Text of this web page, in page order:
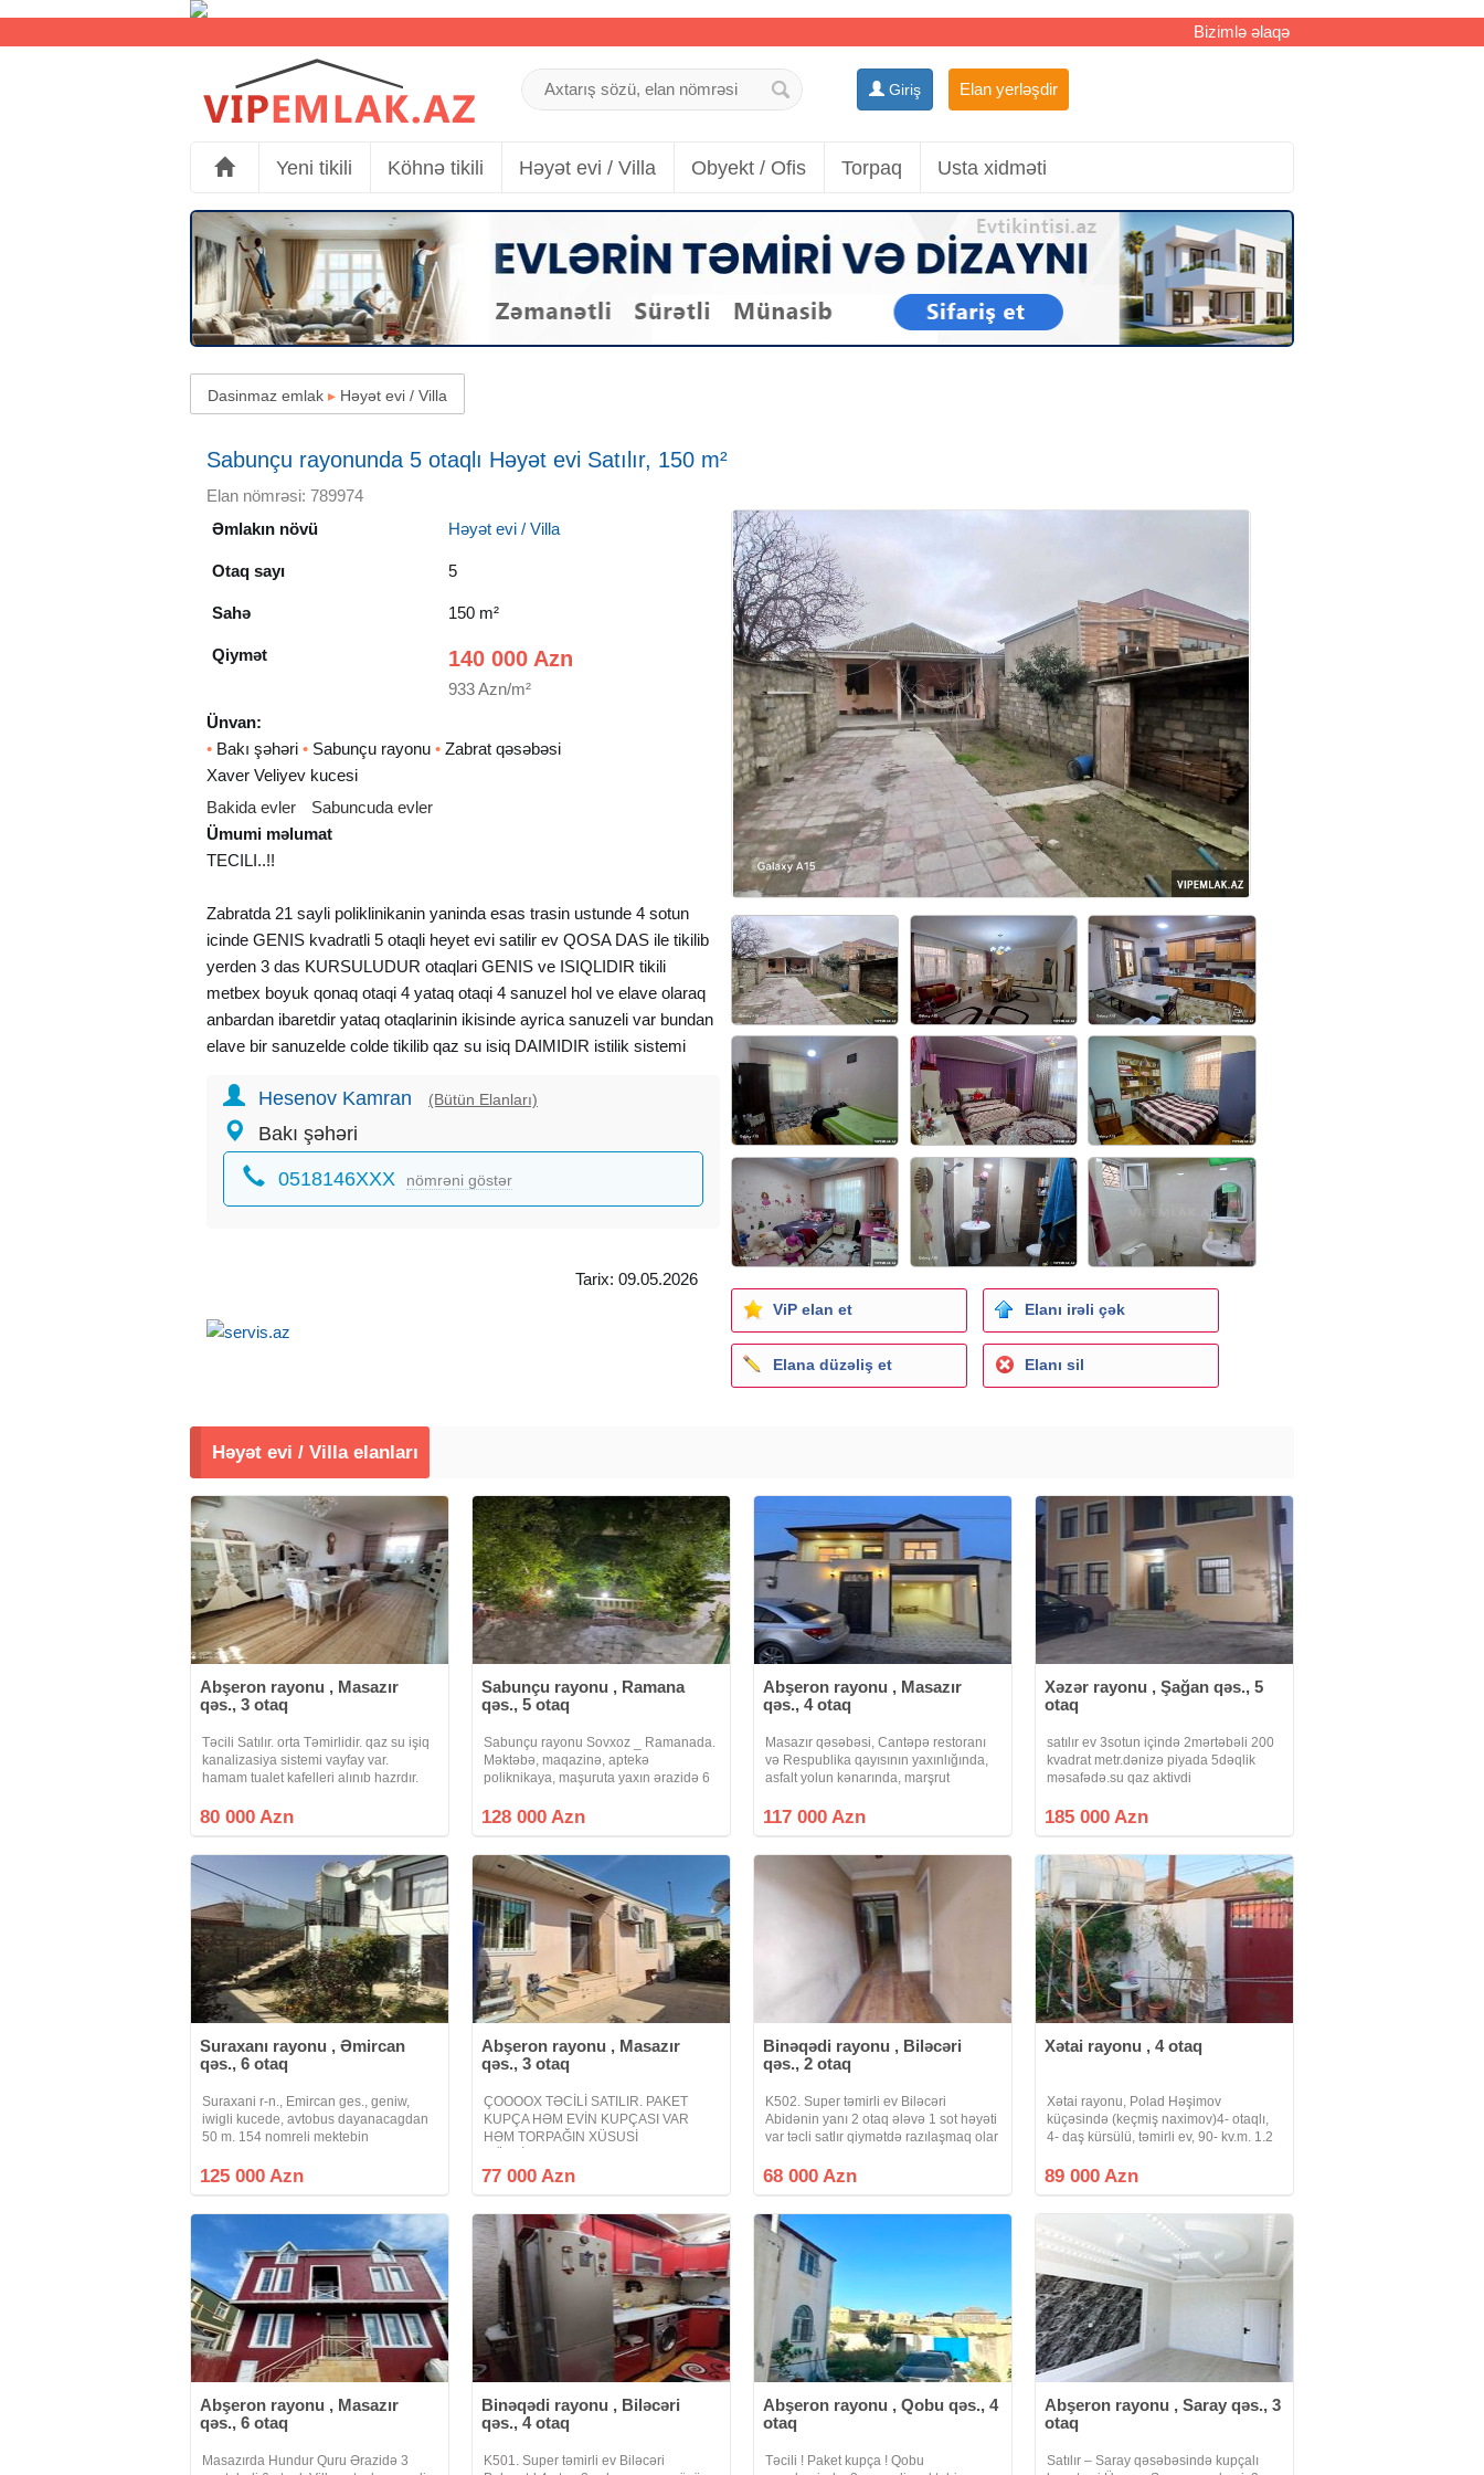
Bizimlə əlaqə
Giriş Elan yerləşdir
Yeni tikili Köhnə tikili Həyət evi / Villa Obyekt / Ofis Torpaq Usta xidməti
Dasinmaz emlak ▸ Həyət evi / Villa
Sabunçu rayonunda 5 otaqlı Həyət evi Satılır, 150 m²
Elan nömrəsi: 789974
Əmlakın növü
Həyət evi / Villa
Otaq sayı 5
Sahə 150 m²
Qiymət 140 000 Azn
933 Azn/m²
Ünvan:
• Bakı şəhəri • Sabunçu rayonu • Zabrat qəsəbəsi
Xaver Veliyev kucesi
Bakida evler
Sabuncuda evler
Ümumi məlumat
TECILI..!!
Zabratda 21 sayli poliklinikanin yaninda esas trasin ustunde 4 sotun
icinde GENIS kvadratli 5 otaqli heyet evi satilir ev QOSA DAS ile tikilib
yerden 3 das KURSULUDUR otaqlari GENIS ve ISIQLIDIR tikili
metbex boyuk qonaq otaqi 4 yataq otaqi 4 sanuzel hol ve elave olaraq
anbardan ibaretdir yataq otaqlarinin ikisinde ayrica sanuzeli var bundan
elave bir sanuzelde colde tikilib qaz su isiq DAIMIDIR istilik sistemi
iledir IPOTEKAYA yarayir etrafda her bis INFRASTRUKTUR
movcuddur mektebe 200m mesafe avtobus dayanacaqina ise 100m
mesafe bu erazide bos torpaqin qiymeti 23-25 min arasidir OFIS
HAQQI 1%
Hesenov Kamran (Bütün Elanları)
Bakı şəhəri
0518146XXX nömrəni göstər
Tarix: 09.05.2026
ViP elan et Elanı irəli çək
Elana düzəliş et Elanı sil
Həyət evi / Villa elanları
Abşeron rayonu , Masazır
qəs., 3 otaq
Təcili Satılır. orta Təmirlidir. qaz su işiq
kanalizasiya sistemi vayfay var.
hamam tualet kafelleri alınıb hazrdır.
satılır.
80 000 Azn
Sabunçu rayonu , Ramana
qəs., 5 otaq
Sabunçu rayonu Sovxoz _ Ramanada.
Məktəbə, maqazinə, aptekə
poliknikaya, maşuruta yaxın ərazidə 6
sahəsi 200 kv /m olan 2 mərtəbəli, 5
128 000 Azn
Abşeron rayonu , Masazır
qəs., 4 otaq
Masazır qəsəbəsi, Cantəpə restoranı
və Respublika qayısının yaxınlığında,
asfalt yolun kənarında, marşrut
gedən 142 n-li marşrut yolunun 100
117 000 Azn
Xəzər rayonu , Şağan qəs., 5
otaq
satılır ev 3sotun içində 2mərtəbəli 200
kvadrat metr.dənizə piyada 5dəqlik
məsafədə.su qaz aktivdi
var.rahat həyətində 3maşın saxlamaq
185 000 Azn
Suraxanı rayonu , Əmircan
qəs., 6 otaq
Suraxani r-n., Emircan ges., geniw,
iwigli kucede, avtobus dayanacagdan
50 m. 154 nomreli mektebin
sahesi 140 kv.m. 6 otagli, 2 mertebeli
125 000 Azn
Abşeron rayonu , Masazır
qəs., 3 otaq
ÇOOOOX TƏCİLİ SATILIR. PAKET
KUPÇA HƏM EVİN KUPÇASI VAR
HƏM TORPAĞIN XÜSUSİ
küçəsi 4 daş kürsülü həyət evi satılır 3
77 000 Azn
Binəqədi rayonu , Biləcəri
qəs., 2 otaq
K502. Super təmirli ev Biləcəri
Abidənin yanı 2 otaq ələvə 1 sot həyəti
var təcli satlır qiymətdə razılaşmaq olar
kanalına abunə olun bütün vidyalar
68 000 Azn
Xətai rayonu , 4 otaq
Xətai rayonu, Polad Həşimov
küçəsində (keçmiş naximov)4- otaqlı,
4- daş kürsülü, təmirli ev, 90- kv.m. 1.2
işığ, su daimi.yaxinligda məktəb-
89 000 Azn
Abşeron rayonu , Masazır
qəs., 6 otaq
Masazırda Hundur Quru Ərazidə 3
Binəqədi rayonu , Biləcəri
qəs., 4 otaq
K501. Super təmirli ev Biləcəri
Abşeron rayonu , Qobu qəs., 4
otaq
Təcili ! Paket kupça ! Qobu
Abşeron rayonu , Saray qəs., 3
otaq
Satılır – Saray qəsəbəsində kupçalı